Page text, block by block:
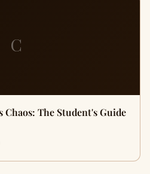
C
Chaos: The Student's Guide